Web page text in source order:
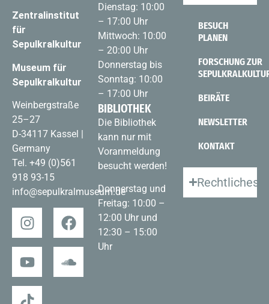
Zentralinstitut
für
Sepulkralkultur
Museum für
Sepulkralkultur
Weinbergstraße
25–27
D-34117 Kassel |
Germany
Tel. +49 (0)561
918 93-15
info@sepulkralmuseum.de
Dienstag: 10:00
– 17:00 Uhr
Mittwoch: 10:00
– 20:00 Uhr
Donnerstag bis
Sonntag: 10:00
– 17:00 Uhr
BIBLIOTHEK
Die Bibliothek
kann nur mit
Voranmeldung
besucht werden!
Donnerstag und
Freitag: 10:00 –
12:00 Uhr und
12:30 – 15:00
Uhr
BESUCH
PLANEN
FORSCHUNG ZUR
BEIRÄTE
NEWSLETTER
KONTAKT
Rechtliches